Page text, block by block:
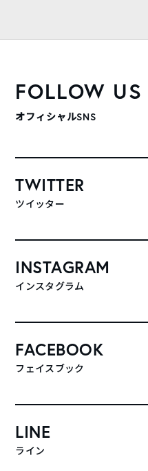
FOLLOW US
オフィシャルSNS
TWITTER
ツイッター
INSTAGRAM
インスタグラム
FACEBOOK
フェイスブック
LINE
ライン